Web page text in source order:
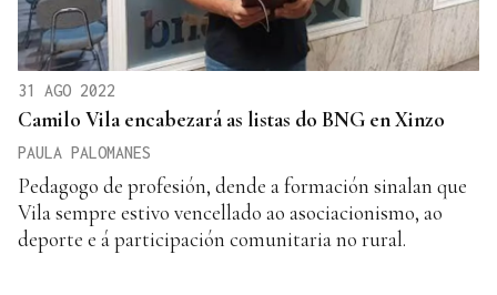
31 AGO 2022
Camilo Vila encabezará as listas do BNG en Xinzo
PAULA PALOMANES
Pedagogo de profesión, dende a formación sinalan que
Vila sempre estivo vencellado ao asociacionismo, ao
deporte e á participación comunitaria no rural.